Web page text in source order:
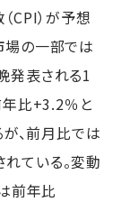
CPI）が予想
場の一部では
発表される1
年比+3.2％と
、前月比では
ている。変動
前年比